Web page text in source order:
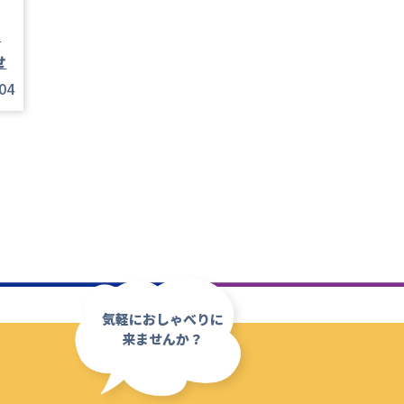
気軽におしゃべりに
来ませんか？